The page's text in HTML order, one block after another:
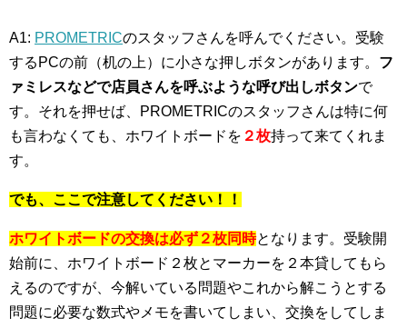
A1: PROMETRICのスタッフさんを呼んでください。受験
するPCの前（机の上）に小さな押しボタンがあります。 フ
ァミレスなどで店員さんを呼ぶような呼び出しボタンで
す。それを押せば、PROMETRICのスタッフさんは特に何
も言わなくても、ホワイトボードを ２枚持って来てくれま
す。
でも、ここで注意してください！！
ホワイトボードの交換は必ず２枚同時となります。受験開
始前に、ホワイトボード２枚とマーカーを２本貸してもら
えるのですが、今解いている問題やこれから解こうとする
問題に必要な数式やメモを書いてしまい、交換をしてしま